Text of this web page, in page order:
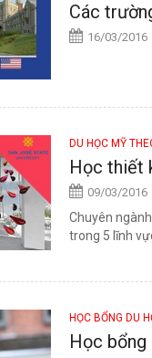
Các
16/03/2016
DU HỌC MỸ
Học thiết
09/03/2016
Chuyên
trong 5 lĩnh
HỌC BỔNG DU
Học